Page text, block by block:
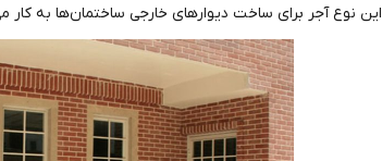
این نوع آجر برای ساخت دیوارهای خارجی ساختمان‌ها به